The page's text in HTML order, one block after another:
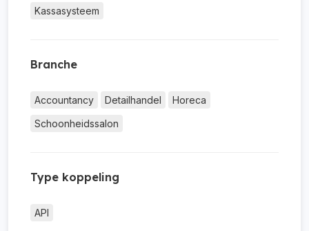
Kassasysteem
Branche
Accountancy Detailhandel
Horeca
Schoonheidssalon
Type koppeling
API